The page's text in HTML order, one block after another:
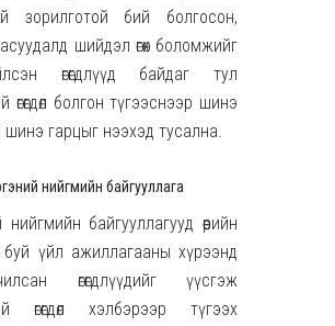
зорилготой бий болгосон,
шийдэл өгөх боломжийг
өгөгдлүүд байдаг тул
өгөгдөл болгон түгээснээр шинэ
гарцыг нээхэд тусална.
нийгмийн байгууллага
нийгмийн байгууллагууд өөрийн
үйл ажиллагааны хүрээнд
өгөгдлүүдийг үүсгэж
өгөгдөл хэлбэрээр түгээх